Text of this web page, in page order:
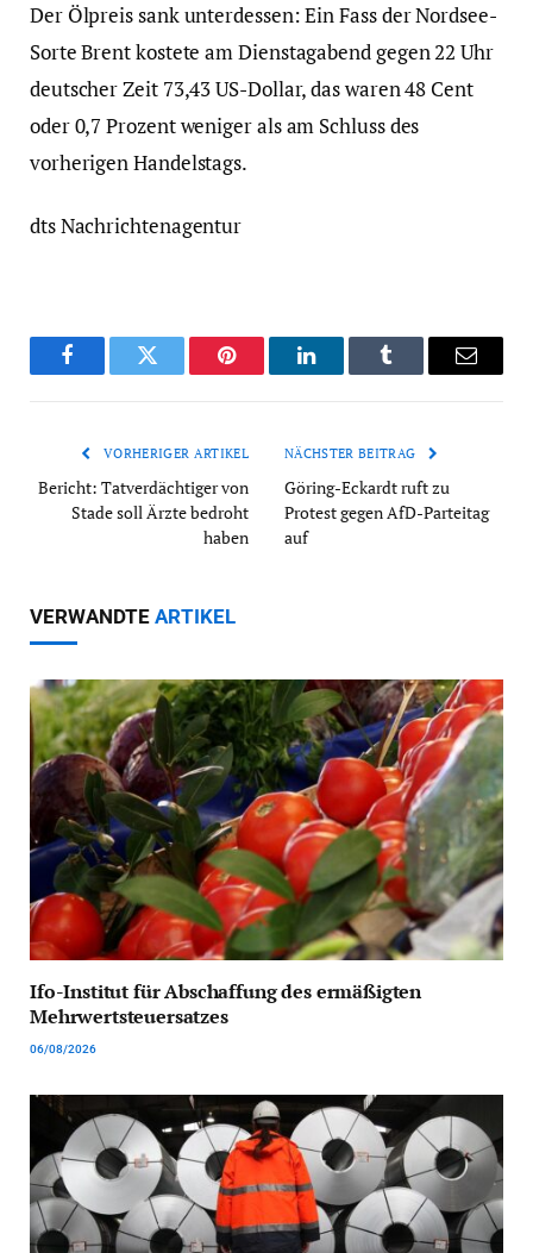
Der Ölpreis sank unterdessen: Ein Fass der Nordsee-
Sorte Brent kostete am Dienstagabend gegen 22 Uhr
deutscher Zeit 73,43 US-Dollar, das waren 48 Cent
oder 0,7 Prozent weniger als am Schluss des
vorherigen Handelstags.
dts Nachrichtenagentur
FacebookTwitter Pinterest LinkedInTumblr Email
VORHERIGER ARTIKEL
Bericht: Tatverdächtiger von
Stade soll Ärzte bedroht
haben
NÄCHSTER BEITRAG
Göring-Eckardt ruft zu
Protest gegen AfD-Parteitag
auf
VERWANDTE ARTIKEL
Ifo-Institut für Abschaffung des ermäßigten
Mehrwertsteuersatzes
06/08/2026